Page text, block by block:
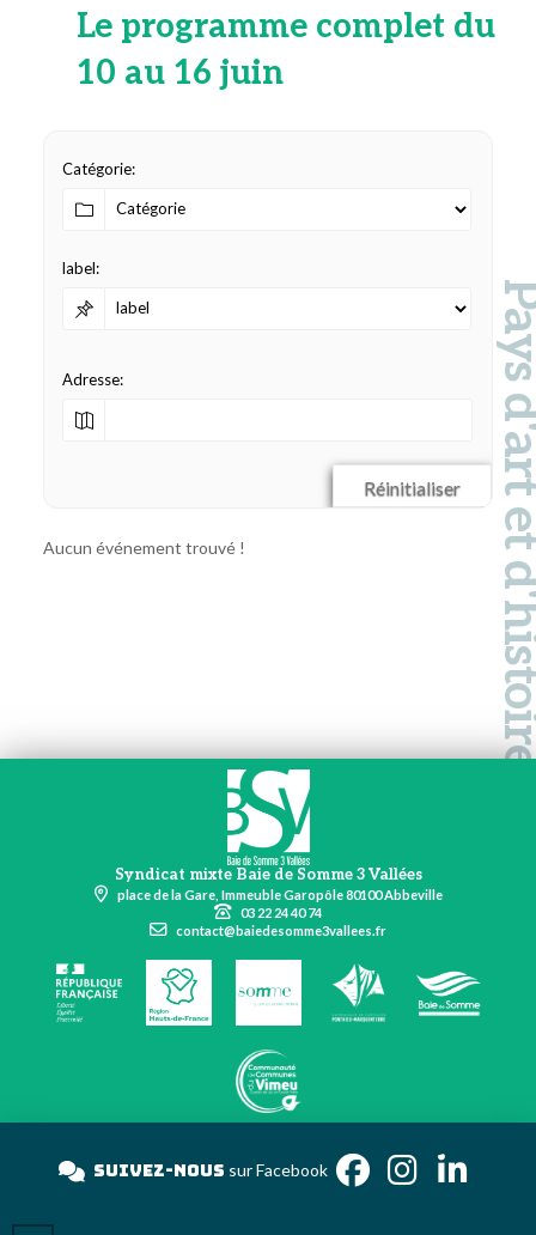
Le programme complet du
10 au 16 juin
Catégorie:
label:
Adresse:
Réinitialiser
Aucun événement trouvé ! Pays
Syndicat mixte Baie de Somme 3 Vallées
place de la Gare, Immeuble Garopôle 80100 Abbeville
03 22 24 40 74
contact@baiedesomme3vallees.fr
Suivez-nous sur Facebook